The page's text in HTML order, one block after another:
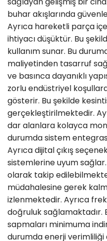
buhar akışlarında
Ayrıca hareketli parça
ihtiyacı düşüktür. Bu
kullanım sunar. Bu
maliyetinden tasarruf
ve basınca dayanıklı
zorlu endüstriyel
gösterir. Bu şekilde
gerçekleştirilmektedir.
dar alanlara kolayca
durumda sistem
Ayrıca dijital çıkış
sistemlerine uyum
olarak takip
müdahalesine gerek
izlenmektedir. Ayrıca
doğruluk sağlamaktadır.
sapmaları minimuma
durumda enerji